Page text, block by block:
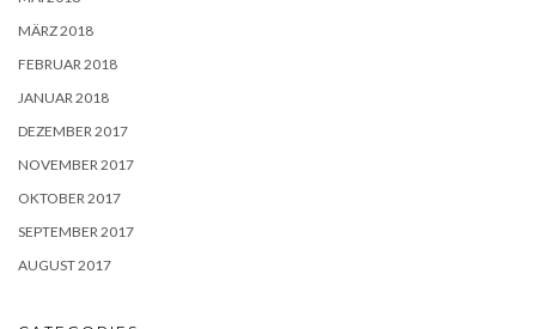
MÄRZ 2018
FEBRUAR 2018
JANUAR 2018
DEZEMBER 2017
NOVEMBER 2017
OKTOBER 2017
SEPTEMBER 2017
AUGUST 2017